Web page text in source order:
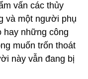
vấn các thủy
và một người phụ
hay những công
muốn trốn thoát
này vẫn đang bị